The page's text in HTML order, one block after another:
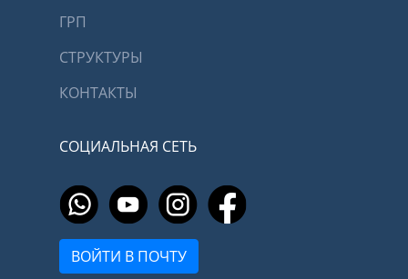
ГРП
СТРУКТУРЫ
КОНТАКТЫ
СОЦИАЛЬНАЯ СЕТЬ
ВОЙТИ В ПОЧТУ